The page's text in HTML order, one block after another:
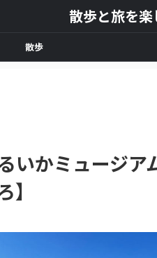
散歩と旅を楽
散歩
いかミュージア